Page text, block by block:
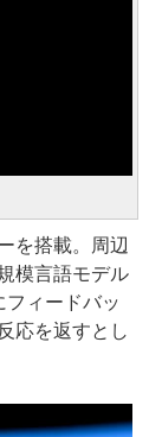
を搭載。周辺
模言語モデル
フィードバッ
応を返すとし